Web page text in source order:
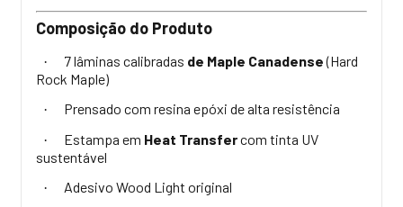
Composição do Produto
· 7 lâminas calibradas de Maple Canadense(Hard
Rock Maple)
· Prensado com resina epóxi de alta resistência
· Estampa em Heat Transfercom tinta UV
sustentável
· Adesivo Wood Light original